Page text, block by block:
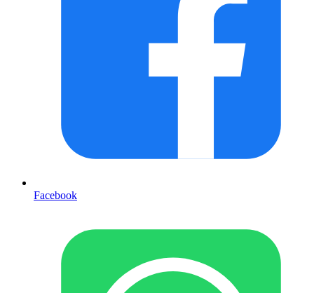
Facebook